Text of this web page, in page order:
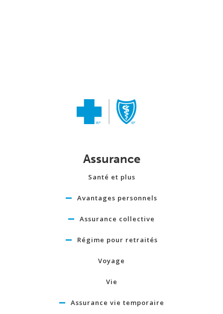
Assurance
Santé et plus
Avantages personnels
Assurance collective
Régime pour retraités
Voyage
Vie
Assurance vie temporaire